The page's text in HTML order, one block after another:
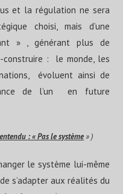
et la régulation ne sera
choisi, mais d’une
» , générant plus de
: le monde, les
évoluent ainsi de
de l’un en future
: « Pas le système» )
le système lui-même
s’adapter aux réalités du